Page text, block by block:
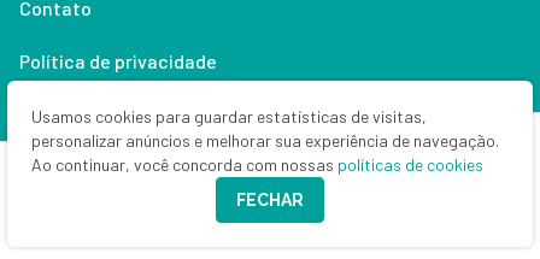
Contato
Política de privacidade
Lifestyle
Copyright © 2026 Seu Dinheiro. Todos os direitos reservados.
CNPJ: 33.523.405/0001-63
Usamos cookies para guardar estatísticas de visitas,
personalizar anúncios e melhorar sua experiência de navegação.
Ao continuar, você concorda com nossas políticas de cookies
FECHAR